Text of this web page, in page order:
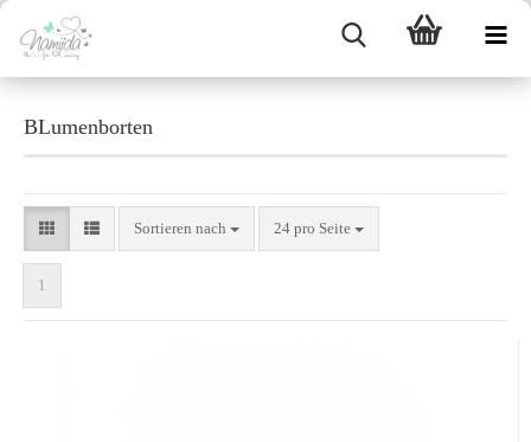
BLumenborten
Sortieren nach 24 pro Seite
1